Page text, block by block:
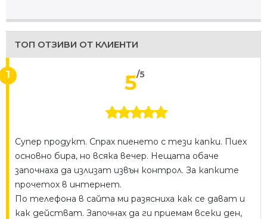
ТОП ОТЗИВИ ОТ КЛИЕНТИ
1 5/5
Супер продукт. Спрах пиенето с тези капки. Пиех
основно бира, но всяка вечер. Нещата обаче
започнаха да излизат извън контрол. За капките
прочетох в интернет.
По телефона в сайта ми разясниха как се дават и
как действат. Започнах да ги приемам всеки ден,